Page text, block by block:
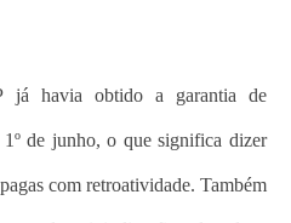
já havia obtido a garantia de
1º de junho, o que significa dizer
com retroatividade. Também